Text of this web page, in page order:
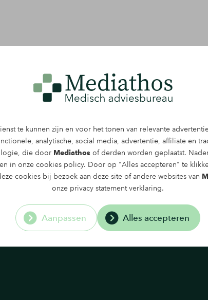
te kunnen zijn en voor het tonen van relevante
analytische, social media, advertentie, affiliate en
die door Mediathos of derden worden geplaatst.
in onze cookies policy. Door op "Alles accepteren" te
cookies bij bezoek aan deze site of andere websites van
onze privacy statementverklaring.
Aanpassen Alles accepteren
letselschadebranche
te bieden. Met een
nauwkeurige en
zorgeloos
hun zaak. Zo kan de
stap in hun